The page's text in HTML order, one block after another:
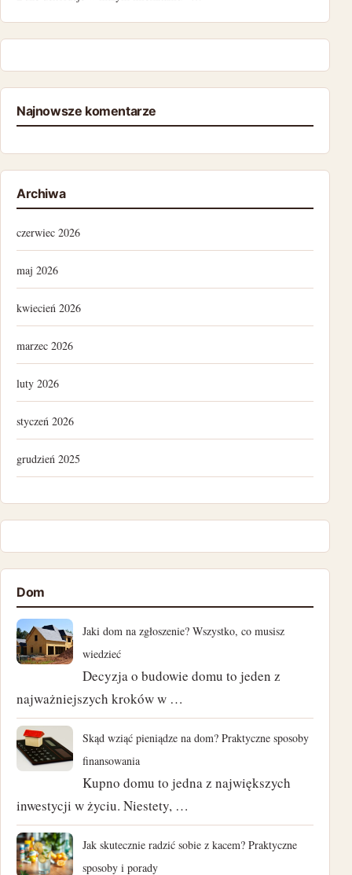
Najnowsze komentarze
Archiwa
czerwiec 2026
maj 2026
kwiecień 2026
marzec 2026
luty 2026
styczeń 2026
grudzień 2025
listopad 2024
październik 2024
wrzesień 2024
lipiec 2024
czerwiec 2024
maj 2024
kwiecień 2024
Dom
Jaki dom na zgłoszenie? Wszystko, co musisz
wiedzieć
Decyzja o budowie domu to jeden z
najważniejszych kroków w …
Skąd wziąć pieniądze na dom? Praktyczne sposoby
finansowania
Kupno domu to jedna z największych
inwestycji w życiu. Niestety, …
Jak skutecznie radzić sobie z kacem? Praktyczne
sposoby i porady